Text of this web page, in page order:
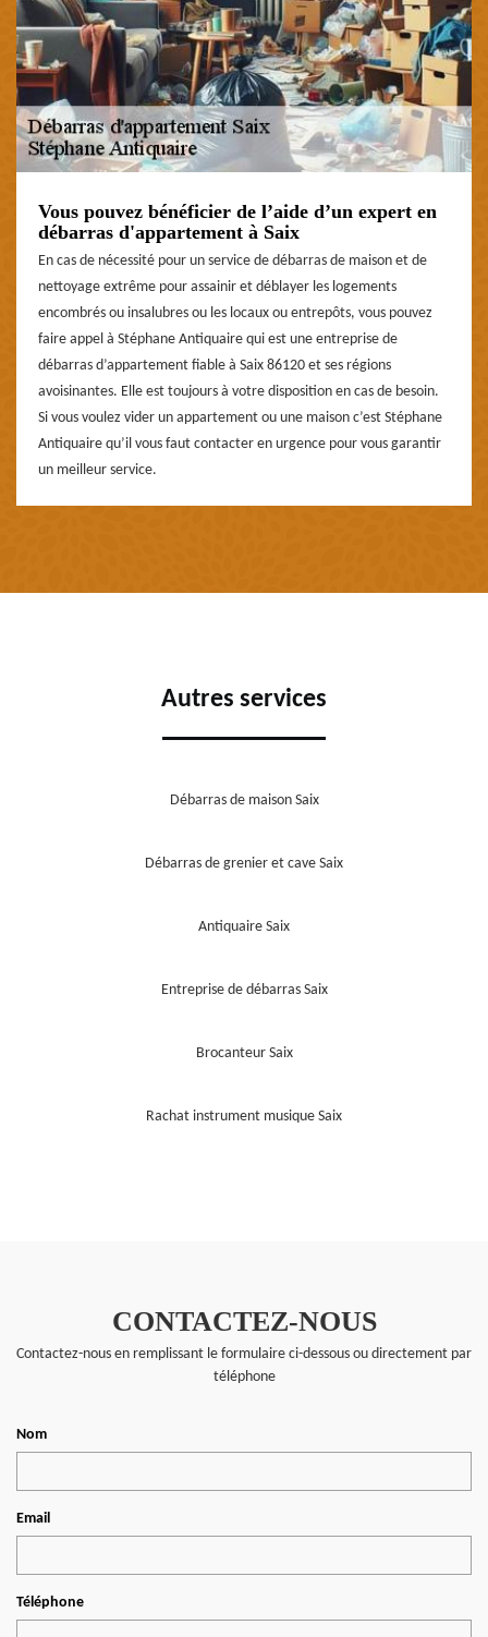
Vous pouvez bénéficier de l’aide d’un expert en
débarras d'appartement à Saix
En cas de nécessité pour un service de débarras de maison et de
nettoyage extrême pour assainir et déblayer les logements
encombrés ou insalubres ou les locaux ou entrepôts, vous pouvez
faire appel à Stéphane Antiquaire qui est une entreprise de
débarras d’appartement fiable à Saix 86120 et ses régions
avoisinantes. Elle est toujours à votre disposition en cas de besoin.
Si vous voulez vider un appartement ou une maison c’est Stéphane
Antiquaire qu’il vous faut contacter en urgence pour vous garantir
un meilleur service.
Autres services
Débarras de maison Saix
Débarras de grenier et cave Saix
Antiquaire Saix
Entreprise de débarras Saix
Brocanteur Saix
Rachat instrument musique Saix
CONTACTEZ-NOUS
Contactez-nous en remplissant le formulaire ci-dessous ou directement par
téléphone
Nom
Email
Téléphone